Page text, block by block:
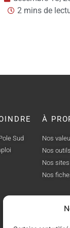
Sud
À
Nos
Nos outils
Nos sites
Nos